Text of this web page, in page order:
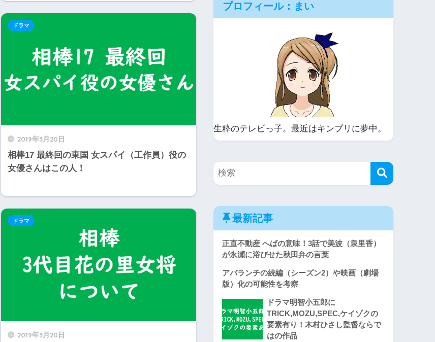
2019年3月20日
相棒17 最終回の東国 女スパイ（工作員）役の
女優さんはこの人！
ドラマ
2019年3月20日
ドラマ
プロフィール：まい
生粋のテレビっ子。最近はキンプリに夢中。
最新記事
正直不動産 へばの意味！3話で美波（泉里香）
が永瀬に浴びせた秋田弁の言葉
アバランチの続編（シーズン2）や映画（劇場
版）化の可能性を考察
ドラマ明智小五郎に
TRICK,MOZU,SPEC,ケイゾクの
要素有り！木村ひさし監督ならで
はの作品